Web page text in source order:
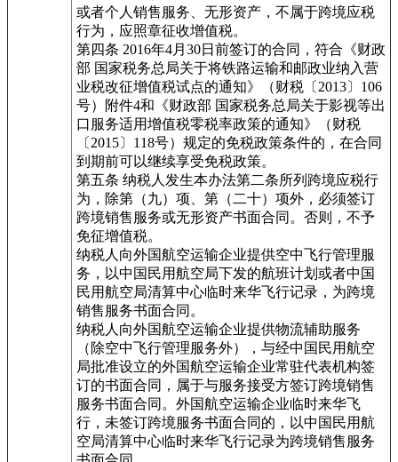
或者个人销售服务、无形资产，不属于跨境应税
行为，应照章征收增值税。
第四条 2016年4月30日前签订的合同，符合《财政
部 国家税务总局关于将铁路运输和邮政业纳入营
业税改征增值税试点的通知》（财税〔2013〕106
号）附件4和《财政部 国家税务总局关于影视等出
口服务适用增值税零税率政策的通知》（财税
〔2015〕118号）规定的免税政策条件的，在合同
到期前可以继续享受免税政策。
第五条 纳税人发生本办法第二条所列跨境应税行
为，除第（九）项、第（二十）项外，必须签订
跨境销售服务或无形资产书面合同。否则，不予
免征增值税。
纳税人向外国航空运输企业提供空中飞行管理服
务，以中国民用航空局下发的航班计划或者中国
民用航空局清算中心临时来华飞行记录，为跨境
销售服务书面合同。
纳税人向外国航空运输企业提供物流辅助服务
（除空中飞行管理服务外），与经中国民用航空
局批准设立的外国航空运输企业常驻代表机构签
订的书面合同，属于与服务接受方签订跨境销售
服务书面合同。外国航空运输企业临时来华飞
行，未签订跨境服务书面合同的，以中国民用航
空局清算中心临时来华飞行记录为跨境销售服务